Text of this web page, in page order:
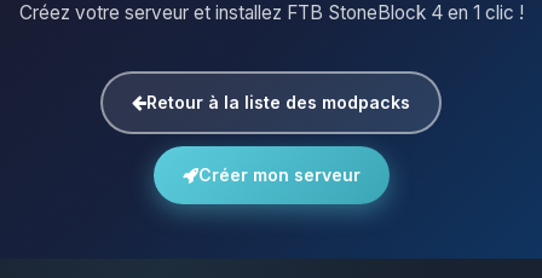
Créez votre serveur et installez FTB StoneBlock 4 en 1 clic !
Retour à la liste des modpacks
Créer mon serveur